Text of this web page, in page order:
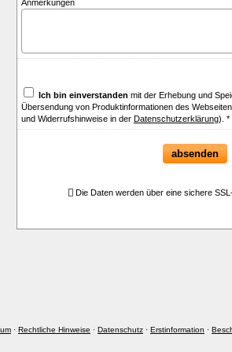
Anmerkungen
Ich bin einverstanden mit der Erhebung und
Übersendung von Produktinformationen des
und Widerrufshinweise in der Datenschutzerklärung). *
absenden
Die Daten werden über eine sichere
· Rechtliche Hinweise · Datenschutz · Erstinformation ·